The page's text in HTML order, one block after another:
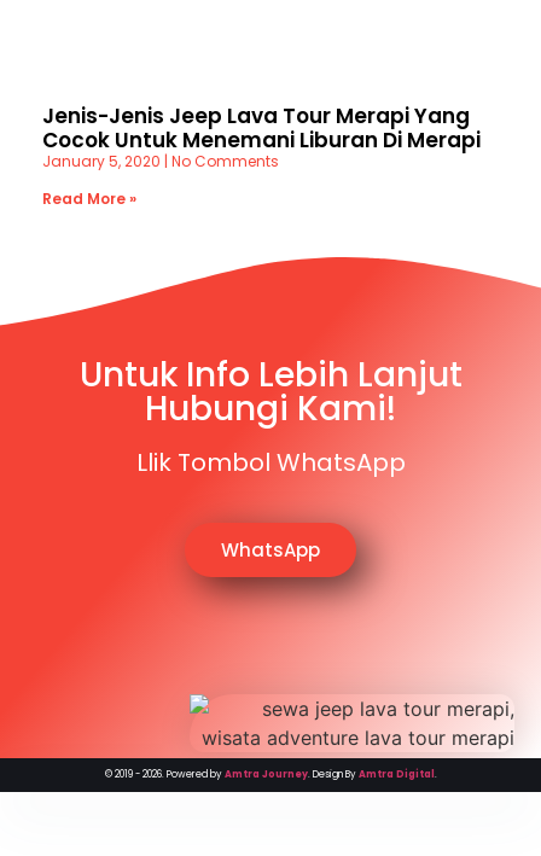
Jenis-Jenis Jeep Lava Tour Merapi Yang
Cocok Untuk Menemani Liburan Di Merapi
January 5, 2020 No Comments
Read More »
Untuk Info Lebih Lanjut
Hubungi Kami!
Llik Tombol WhatsApp
WhatsApp
© 2019 - 2026. Powered byAmtra Journey. Design ByAmtra Digital .